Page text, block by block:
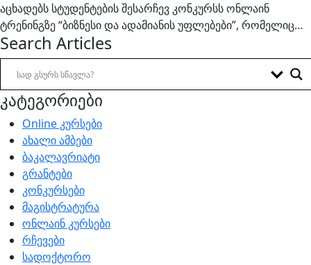
აცხადებს სტუდენტების შესარჩევ კონკურსს ონლაინ
ტრენინგზე “ბიზნესი და ადამიანის უფლებები”, რომელიც
გაიმართება მიმდინარე წლის 29 ივნისი –...
Search Articles
კატეგორიები
Online კურსები
ახალი ამბები
ბაკალავრიატი
გრანტები
კონკურსები
მაგისტრატურა
ონლაინ კურსები
რჩევები
სადოქტორო